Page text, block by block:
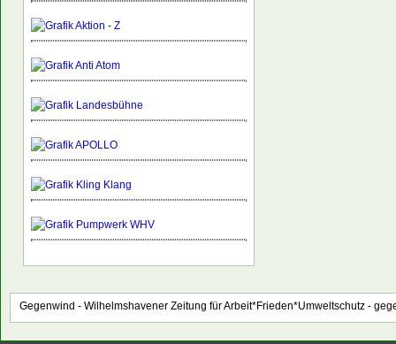
Gegenwind - Wilhelmshavener Zeitung für Arbeit*Frieden*Umweltschutz -